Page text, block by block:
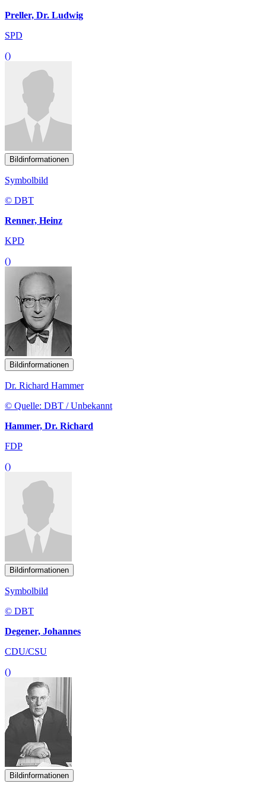
Preller, Dr. Ludwig
SPD
()
Bildinformationen
Symbolbild
© DBT
Renner, Heinz
KPD
()
Bildinformationen
Dr. Richard Hammer
© Quelle: DBT / Unbekannt
Hammer, Dr. Richard
FDP
()
Bildinformationen
Symbolbild
© DBT
Degener, Johannes
CDU/CSU
()
Bildinformationen